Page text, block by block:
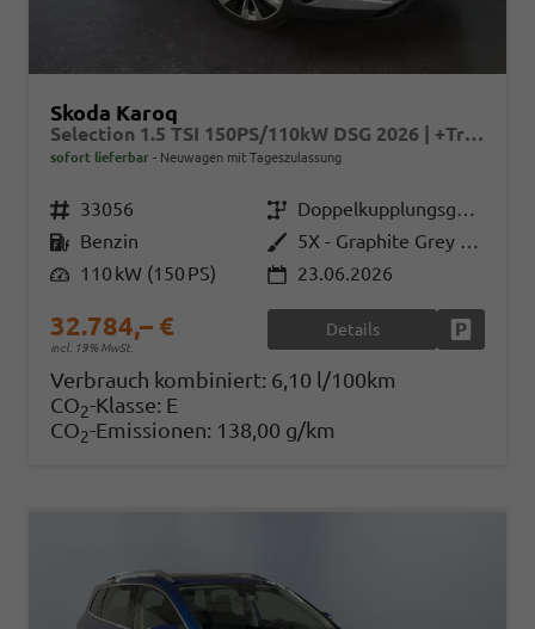
Skoda Karoq
Selection 1.5 TSI 150PS/110kW DSG 2026 | +TravelAssist +RFK & Parksensoren +Var. Gepäckraumboden
sofort lieferbar Neuwagen mit Tageszulassung
Fahrzeugnr. 33056 Getriebe
Doppelkupplungsgetriebe (DSG)
Kraftstoff Benzin Außenfarbe
5X - Graphite Grey Met.
Leistung 110 kW (150 PS) 23.06.2026
32.784,– €
incl. 19% MwSt.
Details
Verbrauch kombiniert: 6,10 l/100km
CO2-Klasse: E
CO2-Emissionen: 138,00 g/km